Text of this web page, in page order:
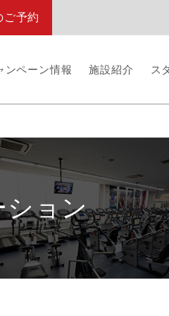
ご予約
ンペーン情報 施設紹介 ス
ション